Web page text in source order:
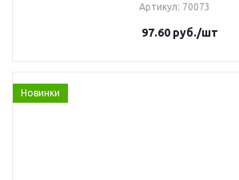
Артикул: 70073
97.60руб./шт
Новинки